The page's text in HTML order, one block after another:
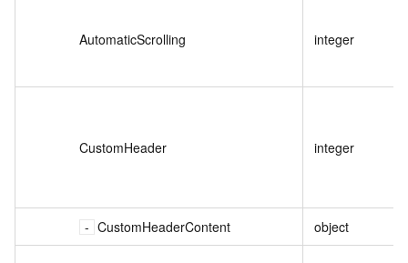
AutomaticScrolling integer
CustomHeader integer
CustomHeaderContent object